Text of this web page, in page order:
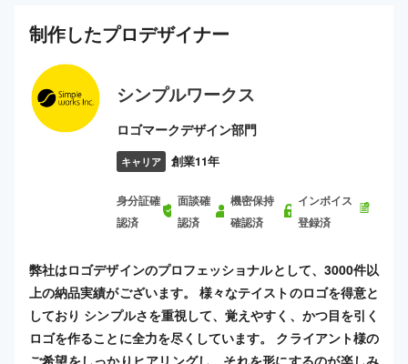
制作したプロデザイナー
シンプルワークス
ロゴマークデザイン部門
キャリア 創業11年
身分証確
認済
面談確
認済
機密保持
確認済
インボイス
登録済
弊社はロゴデザインのプロフェッショナルとして、3000件以
上の納品実績がございます。 様々なテイストのロゴを得意と
しており シンプルさを重視して、覚えやすく、かつ目を引く
ロゴを作ることに全力を尽くしています。 クライアント様の
ご希望をしっかりヒアリングし、それを形にするのが楽しみ